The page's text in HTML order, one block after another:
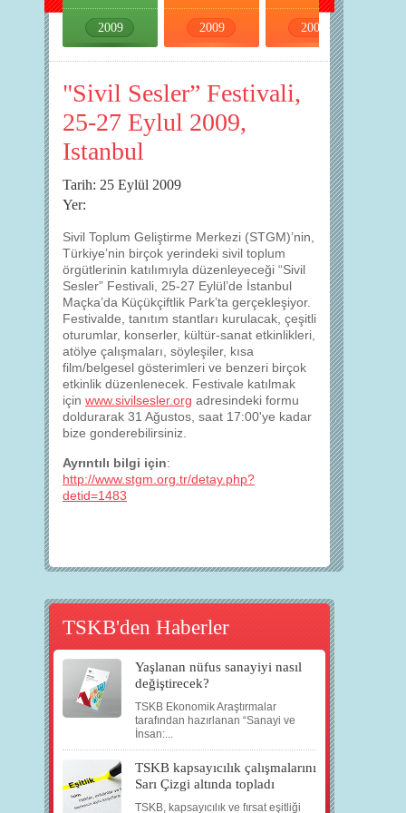
2009 2009 2009
"Sivil Sesler” Festivali,
25-27 Eylul 2009,
Istanbul
Tarih: 25 Eylül 2009
Yer:
Sivil Toplum Geliştirme Merkezi (STGM)’nin,
Türkiye’nin birçok yerindeki sivil toplum
örgütlerinin katılımıyla düzenleyeceği “Sivil
Sesler” Festivali, 25-27 Eylül’de İstanbul
Maçka’da Küçükçiftlik Park’ta gerçekleşiyor.
Festivalde, tanıtım stantları kurulacak, çeşitli
oturumlar, konserler, kültür-sanat etkinlikleri,
atölye çalışmaları, söyleşiler, kısa
film/belgesel gösterimleri ve benzeri birçok
etkinlik düzenlenecek. Festivale katılmak
için www.sivilsesler.org adresindeki formu
doldurarak 31 Ağustos, saat 17:00'ye kadar
bize gonderebilirsiniz.
Ayrıntılı bilgi için:
http://www.stgm.org.tr/detay.php?
detid=1483
TSKB'den Haberler
Yaşlanan nüfus sanayiyi nasıl
değiştirecek?
TSKB Ekonomik Araştırmalar
tarafından hazırlanan “Sanayi ve
İnsan:...
TSKB kapsayıcılık çalışmalarını
Sarı Çizgi altında topladı
TSKB, kapsayıcılık ve fırsat eşitliği